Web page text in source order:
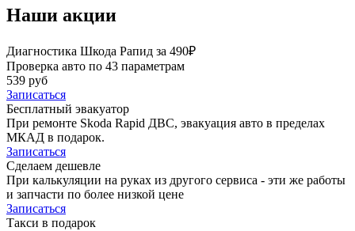
Наши акции
Диагностика Шкода Рапид за 490₽
Проверка авто по 43 параметрам
539 руб
Записаться
Бесплатный эвакуатор
При ремонте Skoda Rapid ДВС, эвакуация авто в пределах
МКАД в подарок.
Записаться
Сделаем дешевле
При калькуляции на руках из другого сервиса - эти же работы
и запчасти по более низкой цене
Записаться
Такси в подарок